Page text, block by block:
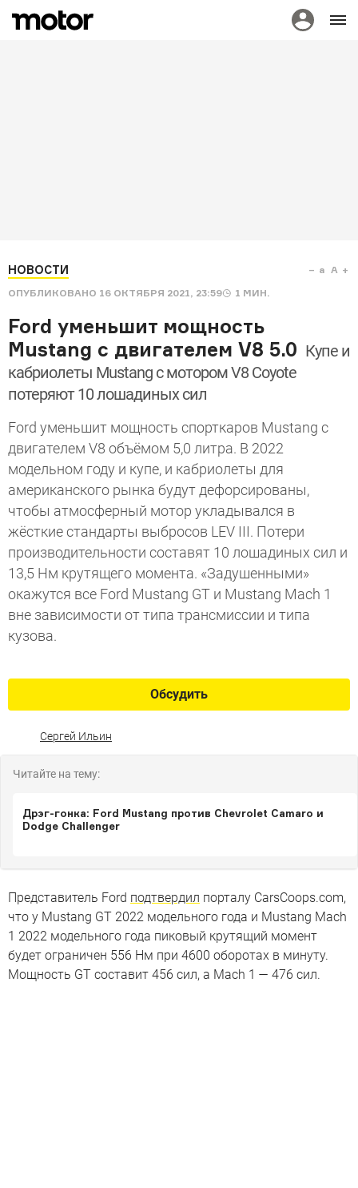
НОВОСТИ
ОПУБЛИКОВАНО 16 ОКТЯБРЯ 2021, 23:59 1 МИН.
a A
Ford уменьшит мощность
Mustang с двигателем V8 5.0 Купе и
кабриолеты Mustang с мотором V8 Coyote
потеряют 10 лошадиных сил
Ford уменьшит мощность спорткаров Mustang с
двигателем V8 объёмом 5,0 литра. В 2022
модельном году и купе, и кабриолеты для
американского рынка будут дефорсированы,
чтобы атмосферный мотор укладывался в
жёсткие стандарты выбросов LEV III. Потери
производительности составят 10 лошадиных сил и
13,5 Нм крутящего момента. «Задушенными»
окажутся все Ford Mustang GT и Mustang Mach 1
вне зависимости от типа трансмиссии и типа
кузова.
Обсудить
Сергей Ильин
Читайте на тему:
Дрэг-гонка: Ford Mustang против Chevrolet Camaro и
Dodge Challenger
Представитель Ford подтвердил порталу CarsCoops.com,
что у Mustang GT 2022 модельного года и Mustang Mach
1 2022 модельного года пиковый крутящий момент
будет ограничен 556 Нм при 4600 оборотах в минуту.
Мощность GT составит 456 сил, а Mach 1 — 476 сил.